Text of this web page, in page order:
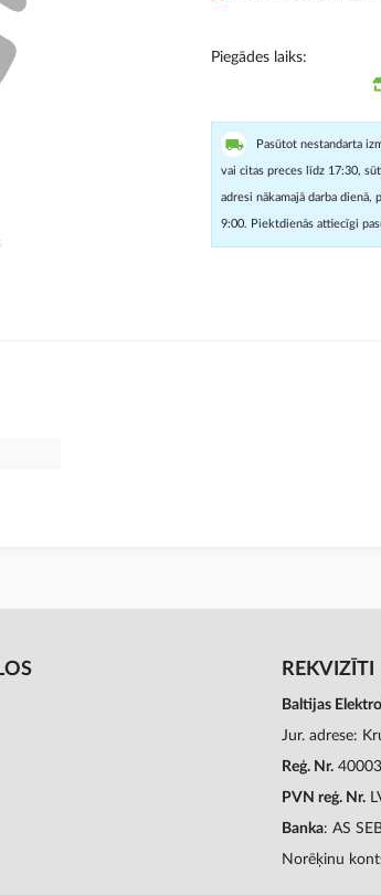
Piegādes laiks
Pasūtot nestandarta
vai citas preces līdz 17:30,
adresi nākamajā darba dienā,
9:00. Piektdienās attiecīgi
REKVIZĪTI
Baltijas
Jur. adrese:
Reģ. Nr.
PVN reģ. Nr.
Banka: AS
Norēķinu